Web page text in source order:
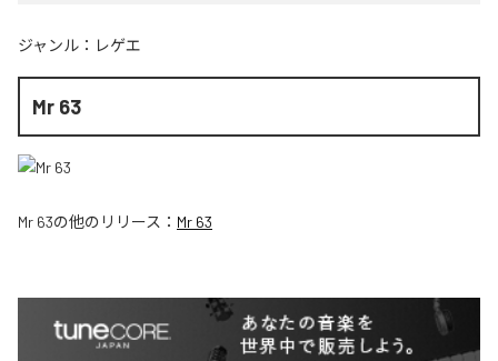
ジャンル： レゲエ
Mr 63
Mr 63の他のリリース： Mr 63